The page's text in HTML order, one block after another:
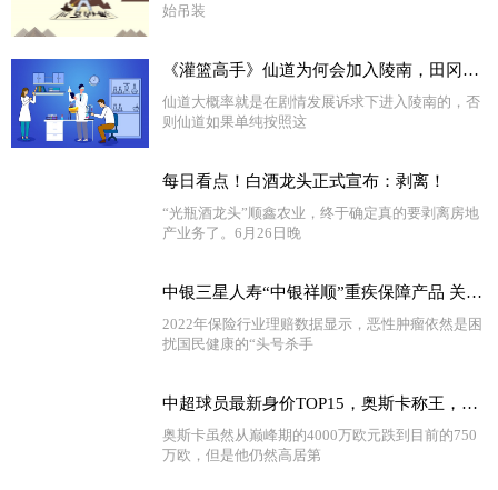
始吊装
《灌篮高手》仙道为何会加入陵南，田冈给了多少好处？|今日精选
仙道大概率就是在剧情发展诉求下进入陵南的，否
则仙道如果单纯按照这
每日看点！白酒龙头正式宣布：剥离！
“光瓶酒龙头”顺鑫农业，终于确定真的要剥离房地
产业务了。6月26日晚
中银三星人寿“中银祥顺”重疾保障产品 关注多发疾病 提质性价比高
2022年保险行业理赔数据显示，恶性肿瘤依然是困
扰国民健康的“头号杀手
中超球员最新身价TOP15，奥斯卡称王，武磊国内最高，红黑榜都有谁 今头条
奥斯卡虽然从巅峰期的4000万欧元跌到目前的750
万欧，但是他仍然高居第